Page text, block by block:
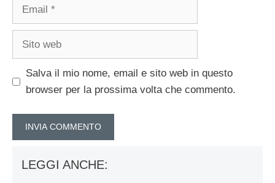
Email
Sito
Salva il mio nome, email e sito web in questo
browser per la prossima volta che commento.
LEGGI ANCHE: